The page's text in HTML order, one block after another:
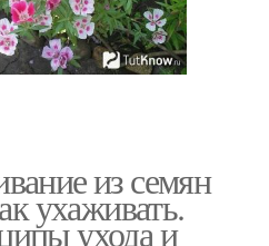
из семян
ухаживать.
ухода и